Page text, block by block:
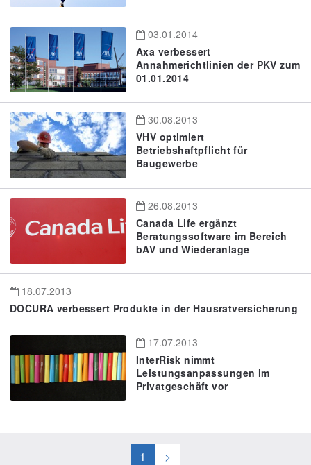
03.01.2014
Axa verbessert
Annahmerichtlinien der PKV zum
01.01.2014
30.08.2013
VHV optimiert
Betriebshaftpflicht für
Baugewerbe
26.08.2013
Canada Life ergänzt
Beratungssoftware im Bereich
bAV und Wiederanlage
18.07.2013
DOCURA verbessert Produkte in der Hausratversicherung
17.07.2013
InterRisk nimmt
Leistungsanpassungen im
Privatgeschäft vor
1 >